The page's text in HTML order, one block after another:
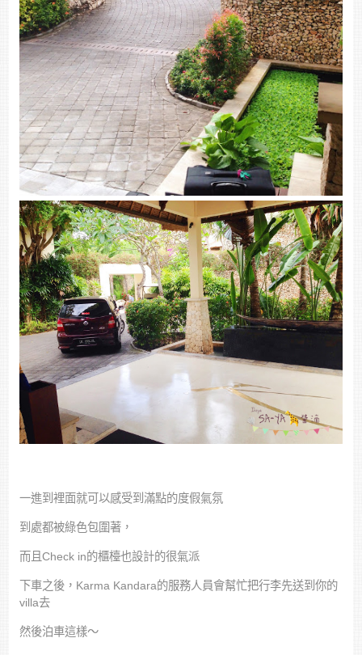
一進到裡面就可以感受到滿點的度假氣氛
到處都被綠色包圍著，
而且Check in的櫃檯也設計的很氣派
下車之後，Karma Kandara的服務人員會幫忙把行李先送到你的
villa去
然後泊車這樣～